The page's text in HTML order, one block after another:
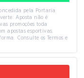
pela Portaria
Aposta não é
promoções toda
apostas esportivas.
Consulte os Termos e